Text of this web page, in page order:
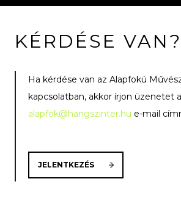
KÉRDÉSE VAN?
Ha kérdése van az Alapfokú
kapcsolatban, akkor írjon üzenetet
alapfok@hangszinter.hu e-mail
JELENTKEZÉS